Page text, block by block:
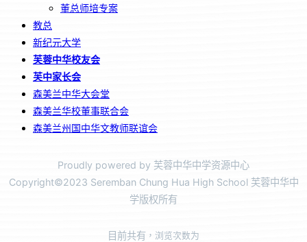
董总师培专案
教总
新纪元大学
芙蓉中华校友会
芙中家长会
森美兰中华大会堂
森美兰华校董事联合会
森美兰州国中华文教师联谊会
Proudly powered by 芙蓉中华中学资源中心
Copyright©2023 Seremban Chung Hua High School 芙蓉中华中
学版权所有
目前共有 ，浏览次数为